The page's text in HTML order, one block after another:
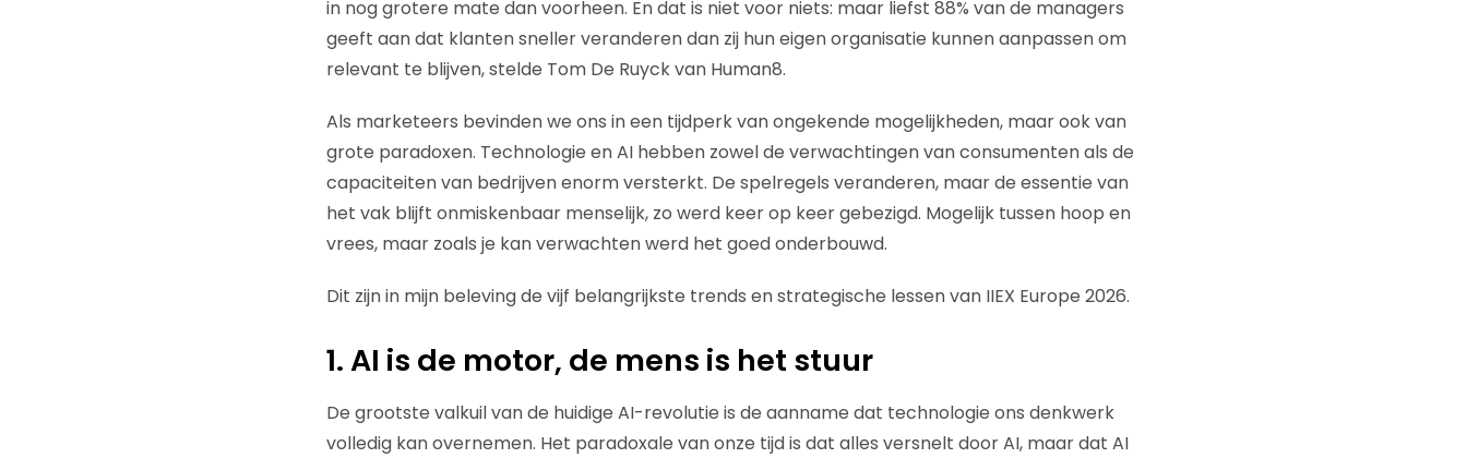
in nog grotere mate dan voorheen. En dat is niet voor niets: maar liefst 88% van de managers
geeft aan dat klanten sneller veranderen dan zij hun eigen organisatie kunnen aanpassen om
relevant te blijven, stelde Tom De Ruyck van Human8.
Als marketeers bevinden we ons in een tijdperk van ongekende mogelijkheden, maar ook van
grote paradoxen. Technologie en AI hebben zowel de verwachtingen van consumenten als de
capaciteiten van bedrijven enorm versterkt. De spelregels veranderen, maar de essentie van
het vak blijft onmiskenbaar menselijk, zo werd keer op keer gebezigd. Mogelijk tussen hoop en
vrees, maar zoals je kan verwachten werd het goed onderbouwd.
Dit zijn in mijn beleving de vijf belangrijkste trends en strategische lessen van IIEX Europe 2026.
1. AI is de motor, de mens is het stuur
De grootste valkuil van de huidige AI-revolutie is de aanname dat technologie ons denkwerk
volledig kan overnemen. Het paradoxale van onze tijd is dat alles versnelt door AI, maar dat AI